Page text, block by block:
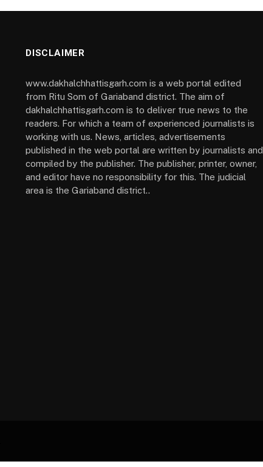
DISCLAIMER
www.dakhalchhattisgarh.com is a web portal edited
from Ritu Som of Gariaband district. The aim of
dakhalchhattisgarh.com is to deliver true news to the
readers. For which a team of experienced journalists is
working with us. News, articles, advertisements
published in the web portal are written by journalists and
compiled by the publisher. The publisher, printer, owner,
and editor have no responsibility for this. The judicial
area is the Gariaband district..